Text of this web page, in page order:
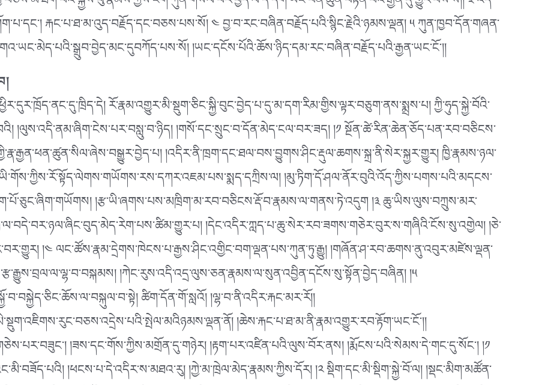
རྐང་པ་ཐ་མ་འུད་བརྗོད་དང་བཅས་པས་སོ། ༤ བྱ་བ་རང་བཞིན་བརྗོད་པའི་སྙིང་རྗེའི་ཉམས་ལྡན། ༥ ཀུན་ཁྱབ་དོན་གཞན་
།ཡང་དངོས་པོའི་ཆོས་ཉིད་དམ་རང་བཞིན་བརྗོད་པའི་རྒྱན་ཡང་ངོ༌།།
རོ་རྣམ་འགྱུར་མི་སྡུག་ཅིང་སྐྱི་བུང་བྱེད་པ་དུ་མ་དག་རིམ་གྱིས་ལྟར་བཅུག་ནས་སྨྲས་པ། ཀྱི་ཧུད་སྐྱེ་བོའི་
།ལུས་འདི་ནམ་ཞིག་ངེས་པར་བསླུ་བ་ཉིད། །གསོ་དང་སྲུང་བ་དོན་མེད་ངལ་བར་ཟད། །༡ སྔོན་ཚེ་རིན་ཆེན་ཅོད་པན་རབ་བཅིངས་
།འདིར་ནི་ཁྲག་དང་ཐལ་བས་བྱུགས་ཤིང་རྡུལ་ཆགས་སྐྲ་ནི་སེར་སྐྱར་གྱུར། ཁྱི་རྣམས་ཉལ་
།མུ་ཏིག་དོ་ཤལ་ནོར་བུའི་འོད་ཀྱིས་པགས་པའི་མདངས་
།རྩ་ཡི་ཞགས་པས་མཁྲིག་མ་རབ་བཅིངས་རྡོ་བ་རྣམས་ལ་གནས་ཏེ་འདུག །༣ ཆུ་ཡིས་ལུས་བཀྲུས་མར་
།དེང་འདིར་ཀླད་པ་ཆུ་སེར་རབ་ཟགས་གཅེར་བུར་ས་གཞིའི་ངོས་སུ་འགྱེལ། །ཅེ་
།༤ ལང་ཚོས་རྣམ་དྲེགས་ཁེངས་པ་རྒྱས་ཤིང་འགྱིང་བག་ལྡན་པས་ཀུན་ཏུ་རྒྱུ། །གཞོན་ཤ་རབ་ཆགས་ནུ་འབུར་མཛེས་ལྡན་
།ཀེང་རུས་འདི་འདྲ་ལུས་ཅན་རྣམས་ལ་སུན་འབྱིན་དངོས་སུ་སྟོན་བྱེད་བཞིན། །༥
ཚིག་དོན་གོ་སླའོ། །ལྷ་བ་ནི་འདིར་རྐང་མར་རོ།།
།ཆེས་རྐང་པ་ཐ་མ་ནི་རྣམ་འགྱུར་རབ་རྟོག་ཡང་ངོ༌།།
།ཟས་དང་གོས་ཀྱིས་མགྲོན་དུ་གཉེར། །རྟག་པར་འཛིན་པའི་ལུས་བོར་ནས། །རྨོངས་པའི་སེམས་དེ་གང་དུ་སོང༌། །༡
།ཕངས་པ་དེ་འདིར་ས་མཐའ་རུ། །ཀྱེ་མ་ཁྲེལ་མེད་རྣམས་ཀྱིས་དོར། །༢ སྡིག་དང་མི་སྡིག་སྐྱེ་བོ་ལ། །སྡང་མིག་མཚོན་